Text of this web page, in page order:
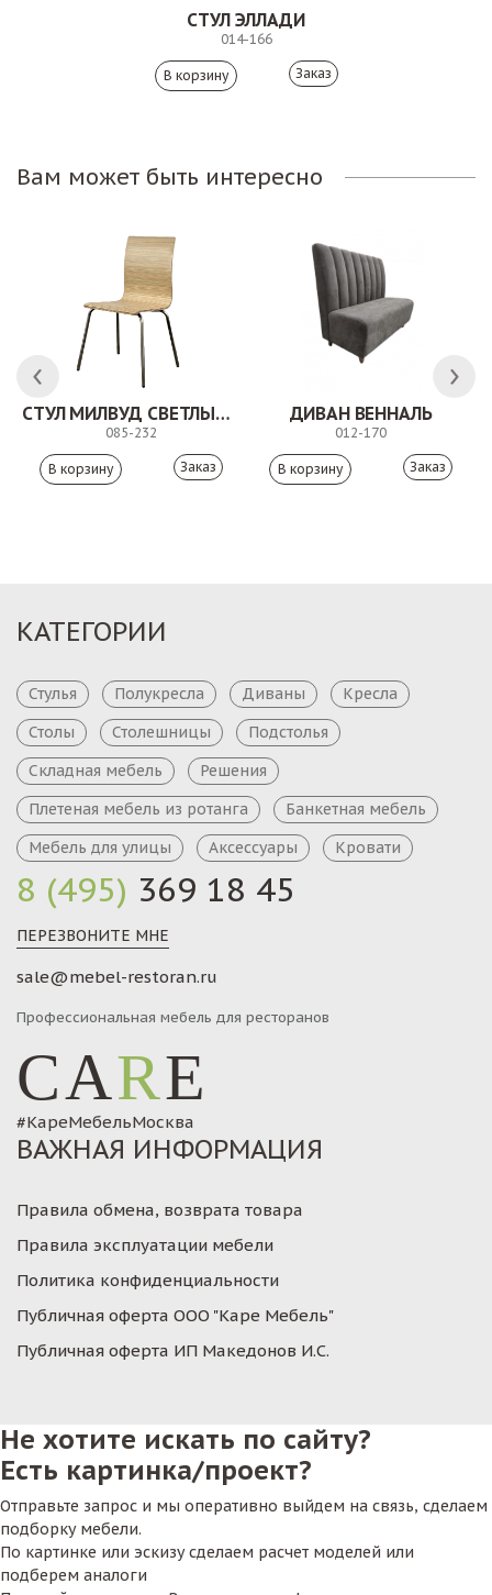
СТУЛ ЭЛЛАДИ
014-166
Заказ
Вам может быть интересно
СТУЛ МИЛВУД СВЕТЛЫЙ ШЕЛК
085-232
Заказ
ДИВАН ВЕННАЛЬ
012-170
Заказ
8 (495) 369 18 45
ПЕРЕЗВОНИТЕ МНЕ
sale@mebel-restoran.ru
Профессиональная мебель для ресторанов
CARE
#КареМебельМосква
КАТЕГОРИИ
Стулья Полукресла Диваны
Кресла
Столы
Столешницы
Подстолья
Складная мебель
Решения
Плетеная мебель из ротанга
Банкетная мебель
Мебель для улицы
Аксессуары Кровати
ВАЖНАЯ ИНФОРМАЦИЯ
Правила обмена, возврата товара
Правила эксплуатации мебели
Политика конфиденциальности
Публичная оферта ООО "Каре Мебель"
Публичная оферта ИП Македонов И.С.
Не хотите искать по сайту?
Есть картинка/проект?
Отправьте запрос и мы оперативно выйдем на связь, сделаем
подборку мебели.
По картинке или эскизу сделаем расчет моделей или
подберем аналоги